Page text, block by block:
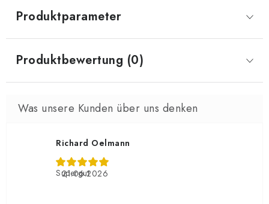
Produktparameter
Produktbewertung (0)
Richard Oelmann
21.06.2026
Supergut